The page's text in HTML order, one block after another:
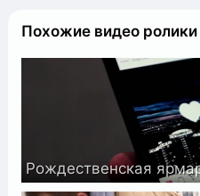
Похожие видео ролики